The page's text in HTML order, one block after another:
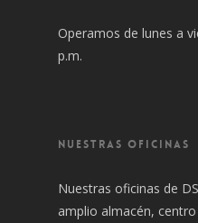
Operamos de lunes a
p.m.
NUESTRAS OFICINAS
Nuestras oficinas de
amplio almacén,